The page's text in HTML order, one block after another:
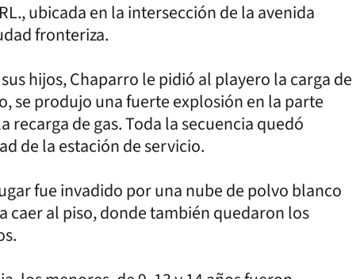
ubicada en la intersección de la avenida
fronteriza.
hijos, Chaparro le pidió al playero la carga de
se produjo una fuerte explosión en la parte
recarga de gas. Toda la secuencia quedó
de la estación de servicio.
fue invadido por una nube de polvo blanco
caer al piso, donde también quedaron los